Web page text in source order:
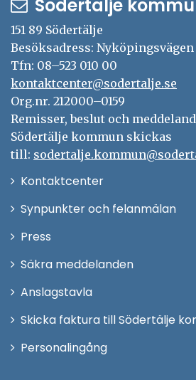
Södertälje
151 89 Södertälje
Besöksadress: Nyköpingsvägen
Tfn: 08–523 010 00
kontaktcenter@sodertalje.se
Org.nr. 212000–0159
Remisser, beslut och
Södertälje kommun skickas
till:
KontaktcenterÖppna
Synpunkter och felanmälan
Press
fönster
Säkra meddelanden
Anslagstavla
Skicka faktura till Södertälje
PersonalingångÖppna